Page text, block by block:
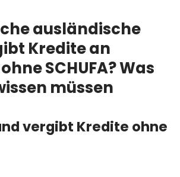
ausländische
Kredite an
SCHUFA? Was
müssen
vergibt Kredite ohne